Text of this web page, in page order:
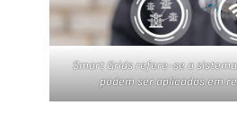
Smart Grids refere-se a
podem ser aplicados em